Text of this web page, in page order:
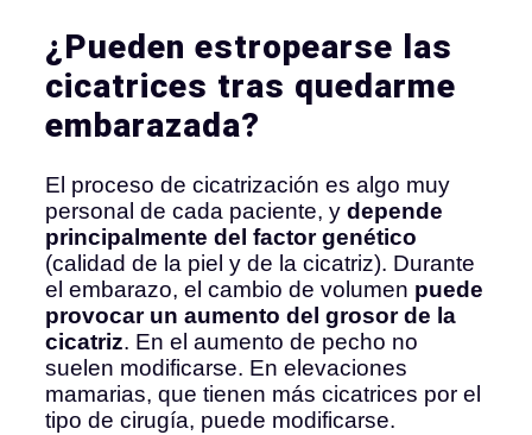
¿Pueden estropearse las
cicatrices tras quedarme
embarazada?
El proceso de cicatrización es algo muy
personal de cada paciente, y depende
principalmente del factor genético
(calidad de la piel y de la cicatriz). Durante
el embarazo, el cambio de volumen puede
provocar un aumento del grosor de la
cicatriz. En el aumento de pecho no
suelen modificarse. En elevaciones
mamarias, que tienen más cicatrices por el
tipo de cirugía, puede modificarse.